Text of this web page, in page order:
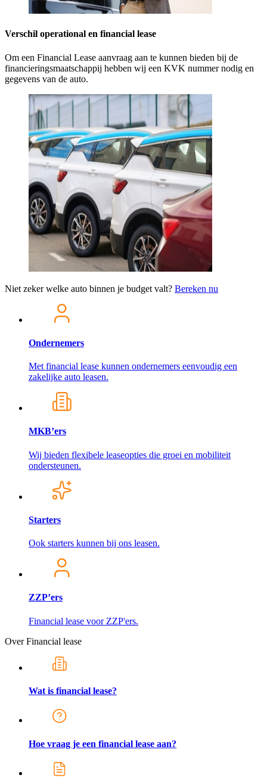
Verschil operational en financial lease
Om een Financial Lease aanvraag aan te kunnen bieden bij de
financieringsmaatschappij hebben wij een KVK nummer nodig en
gegevens van de auto.
Niet zeker welke auto binnen je budget valt? Bereken nu
Ondernemers
Met financial lease kunnen ondernemers eenvoudig een
zakelijke auto leasen.
MKB’ers
Wij bieden flexibele leaseopties die groei en mobiliteit
ondersteunen.
Starters
Ook starters kunnen bij ons leasen.
ZZP’ers
Financial lease voor ZZP'ers.
Over Financial lease
Wat is financial lease?
Hoe vraag je een financial lease aan?